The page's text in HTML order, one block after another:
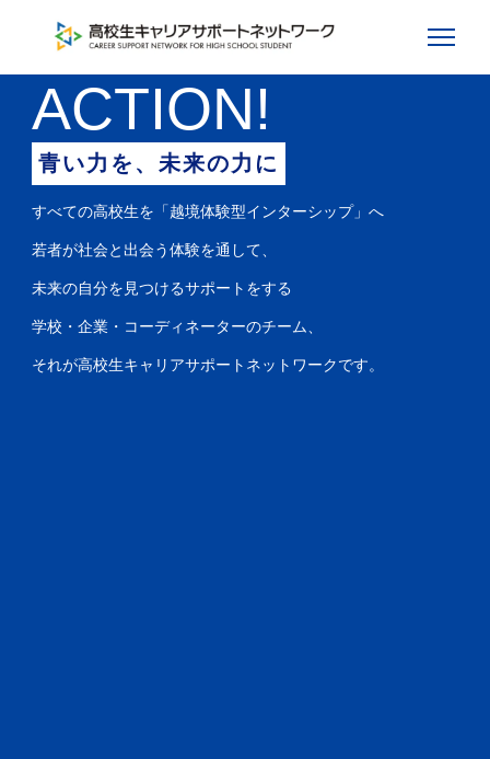
ACTION!
青い力を、未来の力に
すべての高校生を「越境体験型インターシップ」へ
若者が社会と出会う体験を通して、
未来の自分を見つけるサポートをする
学校・企業・コーディネーターのチーム、
それが高校生キャリアサポートネットワークです。